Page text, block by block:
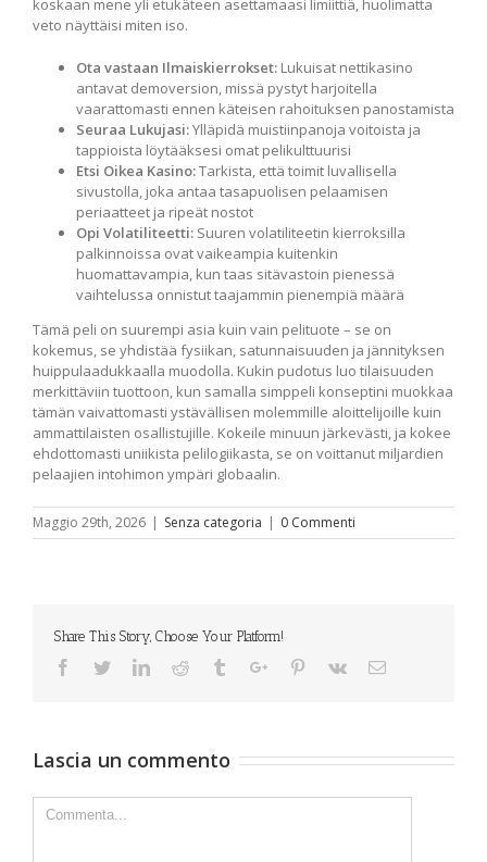
koskaan mene yli etukäteen asettamaasi limiittiä, huolimatta
veto näyttäisi miten iso.
Ota vastaan Ilmaiskierrokset: Lukuisat nettikasino
antavat demoversion, missä pystyt harjoitella
vaarattomasti ennen käteisen rahoituksen panostamista
Seuraa Lukujasi:Ylläpidä muistiinpanoja voitoista ja
tappioista löytääksesi omat pelikulttuurisi
Etsi Oikea Kasino:Tarkista, että toimit luvallisella
sivustolla, joka antaa tasapuolisen pelaamisen
periaatteet ja ripeät nostot
Opi Volatiliteetti: Suuren volatiliteetin kierroksilla
palkinnoissa ovat vaikeampia kuitenkin
huomattavampia, kun taas sitävastoin pienessä
vaihtelussa onnistut taajammin pienempiä määrä
Tämä peli on suurempi asia kuin vain pelituote – se on
kokemus, se yhdistää fysiikan, satunnaisuuden ja jännityksen
huippulaadukkaalla muodolla. Kukin pudotus luo tilaisuuden
merkittäviin tuottoon, kun samalla simppeli konseptini muokkaa
tämän vaivattomasti ystävällisen molemmille aloittelijoille kuin
ammattilaisten osallistujille. Kokeile minuun järkevästi, ja kokee
ehdottomasti uniikista pelilogiikasta, se on voittanut miljardien
pelaajien intohimon ympäri globaalin.
Maggio 29th, 2026 | Senza categoria | 0 Commenti
Share This Story, Choose Your Platform!
Facebook
TwitterLinkedinReddit TumblrGoogle+Pinterest
Vk Email
Lascia un commento
Comment